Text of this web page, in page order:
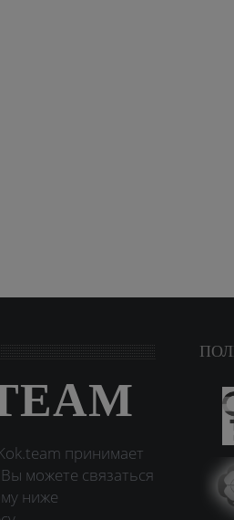
принимает
можете связаться
ниже